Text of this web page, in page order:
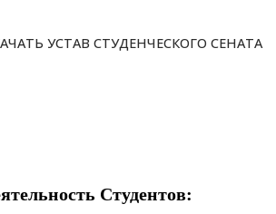
УСТАВ СТУДЕНЧЕСКОГО СЕНАТА
Студентов: